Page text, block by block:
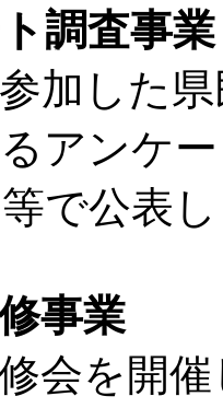
調査事業
加した
アンケ
で公表
事業
を開催